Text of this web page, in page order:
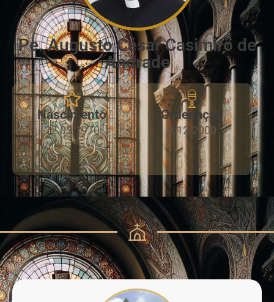
Pe. Augusto César Casimiro de
Andrade
Nascimento
22.03.1970
Ordenação
8.12.2000